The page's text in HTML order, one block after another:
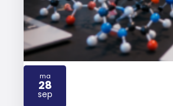
ma
28
sep
2026